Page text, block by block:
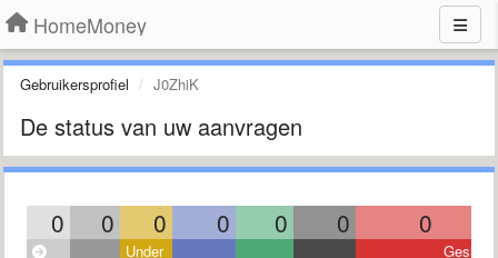
HomeMoney
Gebruikersprofiel J0ZhiK
De status van uw aanvragen
0 0 0 0 0 0 0
Under